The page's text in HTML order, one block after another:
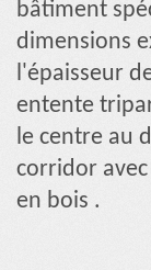
bâtiment
dimensions
l'épaisseur
entente
le centre au
corridor
en bois .